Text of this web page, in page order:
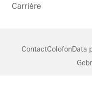
Carrière
ContactColofonData